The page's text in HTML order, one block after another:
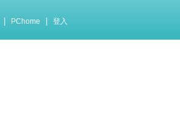
PChome 登入